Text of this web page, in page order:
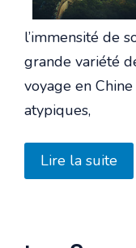
l’immensité de
grande variété
voyage en
atypiques,
Lire la suite